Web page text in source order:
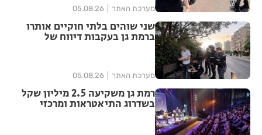
מערכת האתר 05.08.26
שני שוהים בלתי חוקיים אותרו
ברמת גן בעקבות דיווח של
מערכת האתר 05.08.26
רמת גן משקיעה 2.5 מיליון שקל
בשדרוג התיאטראות ומרכזי